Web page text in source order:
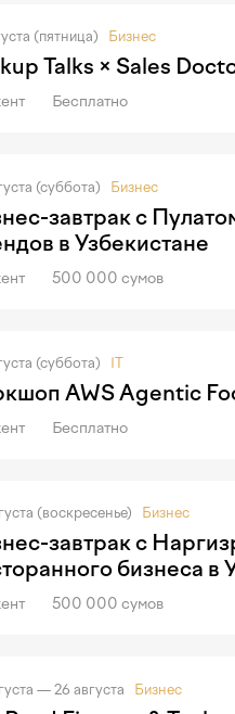
(пятница) Бизнес
Talks × Sales
Бесплатно
(суббота) Бизнес
завтрак с
в Узбекистане
500 000 сумов
(суббота) IT
AWS Agentic
Бесплатно
(воскресенье) Бизнес
завтрак с
бизнеса в
500 000 сумов
— 26 августа Бизнес